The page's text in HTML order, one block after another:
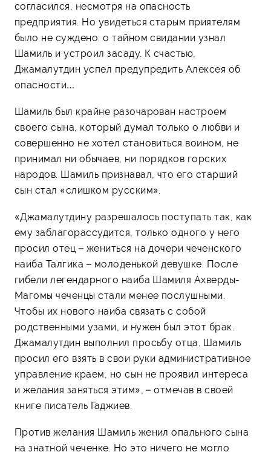
согласился, несмотря на опасность
предприятия. Но увидеться старым приятелям
было не суждено: о тайном свидании узнал
Шамиль и устроил засаду. К счастью,
Джамалутдин успел предупредить Алексея об
опасности…
Шамиль был крайне разочарован настроем
своего сына, который думал только о любви и
совершенно не хотел становиться воином, не
принимал ни обычаев, ни порядков горских
народов. Шамиль признавал, что его старший
сын стал «слишком русским».
«Джамалутдину разрешалось поступать так, как
ему заблагорассудится, только одного у него
просил отец – жениться на дочери чеченского
наиба Талгика – молоденькой девушке. После
гибели легендарного наиба Шамиля Ахверды-
Магомы чеченцы стали менее послушными.
Чтобы их нового наиба связать с собой
родственными узами, и нужен был этот брак.
Джамалутдин выполнил просьбу отца. Шамиль
просил его взять в свои руки административное
управление краем, но сын не проявил интереса
и желания заняться этим», – отмечав в своей
книге писатель Гаджиев.
Против желания Шамиль женил опального сына
на знатной чеченке. Но это ничего не могло